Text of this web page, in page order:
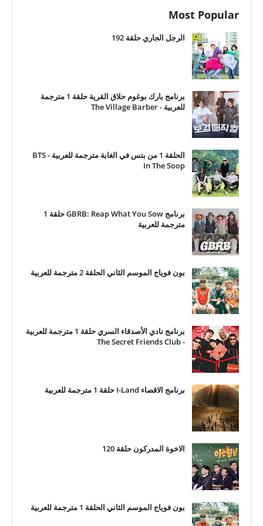
Most Popular
الرجل الجاري حلقة 192
برنامج بارك بوغوم حلاق القرية حلقة 1 مترجمة
للعربية - The Village Barber
الحلقة 1 من بتس في الغابة مترجمة للعربية - BTS
In The Soop
برنامج GBRB: Reap What You Sow حلقة 1
مترجمة للعربية
بون فوياج الموسم الثاني الحلقة 2 مترجمة للعربية
برنامج نادي الأصدقاء السري حلقة 1 مترجمة للعربية
- The Secret Friends Club
برنامج الاقصاء I-Land حلقة 1 مترجمة للعربية
الاخوة المدركون حلقة 120
بون فوياج الموسم الثاني الحلقة 1 مترجمة للعربية